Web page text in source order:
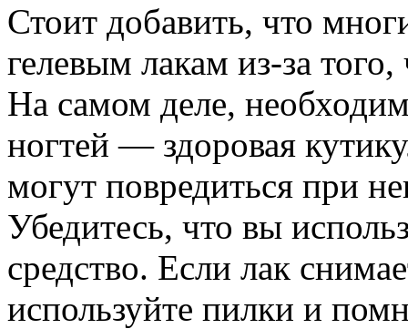
Стоит добавить, что
гелевым лакам из-за
На самом деле,
ногтей — здоровая
могут повредиться при
Убедитесь, что вы
средство. Если лак
используйте пилки и